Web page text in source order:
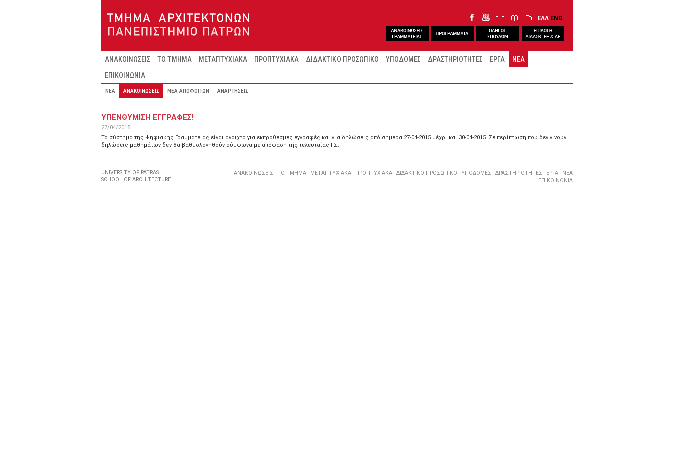
ΕΛΛ ENG
ΑΝΑΚΟΙΝΩΣΕΙΣ ΤΟ ΤΜΗΜΑ ΜΕΤΑΠΤΥΧΙΑΚΑ ΠΡΟΠΤΥΧΙΑΚΑ ΔΙΔΑΚΤΙΚΟ ΠΡΟΣΩΠΙΚΟ ΥΠΟΔΟΜΕΣ ΔΡΑΣΤΗΡΙΟΤΗΤΕΣ ΕΡΓΑ
ΝΕΑ
ΕΠΙΚΟΙΝΩΝΙΑ
ΝΕΑ ΑΝΑΚΟΙΝΩΣΕΙΣ ΝΕΑ ΑΠΟΦΟΙΤΩΝ ΑΝΑΡΤΗΣΕΙΣ
ΥΠΕΝΘΥΜΙΣΗ ΕΓΓΡΑΦΕΣ!
27/04/2015
Το σύστημα της Ψηφιακής Γραμματείας είναι ανοιχτό για εκπρόθεσμες εγγραφές και για δηλώσεις από σήμερα 27-04-2015 μέχρι και 30-04-2015. Σε περίπτωση που δεν γίνουν
δηλώσεις μαθημάτων δεν θα βαθμολογηθούν σύμφωνα με απόφαση της τελευταίας ΓΣ.
ΑΝΑΚΟΙΝΩΣΕΙΣ ΤΟ ΤΜΗΜΑ ΜΕΤΑΠΤΥΧΙΑΚΑ ΠΡΟΠΤΥΧΙΑΚΑ ΔΙΔΑΚΤΙΚΟ ΠΡΟΣΩΠΙΚΟ ΥΠΟΔΟΜΕΣ ΔΡΑΣΤΗΡΙΟΤΗΤΕΣ ΕΡΓΑ
ΝΕΑ
ΕΠΙΚΟΙΝΩΝΙΑ
UNIVERSITY OF PATRAS
SCHOOL OF ARCHITECTURE